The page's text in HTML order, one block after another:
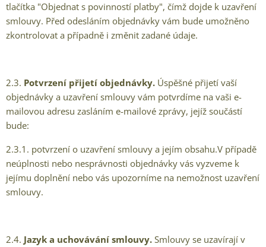
tlačítka "Objednat s povinností platby", čímž dojde k uzavření
smlouvy. Před odesláním objednávky vám bude umožněno
zkontrolovat a případně i změnit zadané údaje.
2.3. Potvrzení přijetí objednávky. Úspěšné přijetí vaší
objednávky a uzavření smlouvy vám potvrdíme na vaši e-
mailovou adresu zasláním e-mailové zprávy, jejíž součástí
bude:
2.3.1. potvrzení o uzavření smlouvy a jejím obsahu.V případě
neúplnosti nebo nesprávnosti objednávky vás vyzveme k
jejímu doplnění nebo vás upozorníme na nemožnost uzavření
smlouvy.
2.4. Jazyk a uchovávání smlouvy. Smlouvy se uzavírají v